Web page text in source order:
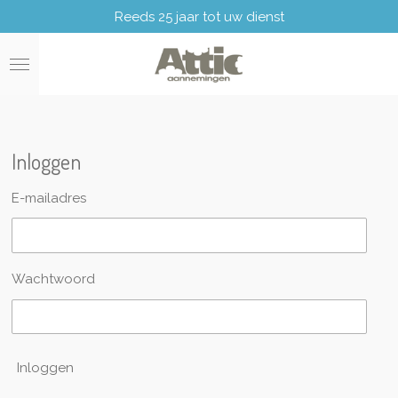
direct
naar
Reeds 25 jaar tot uw dienst
Inloggen
E-mailadres
Wachtwoord
Inloggen